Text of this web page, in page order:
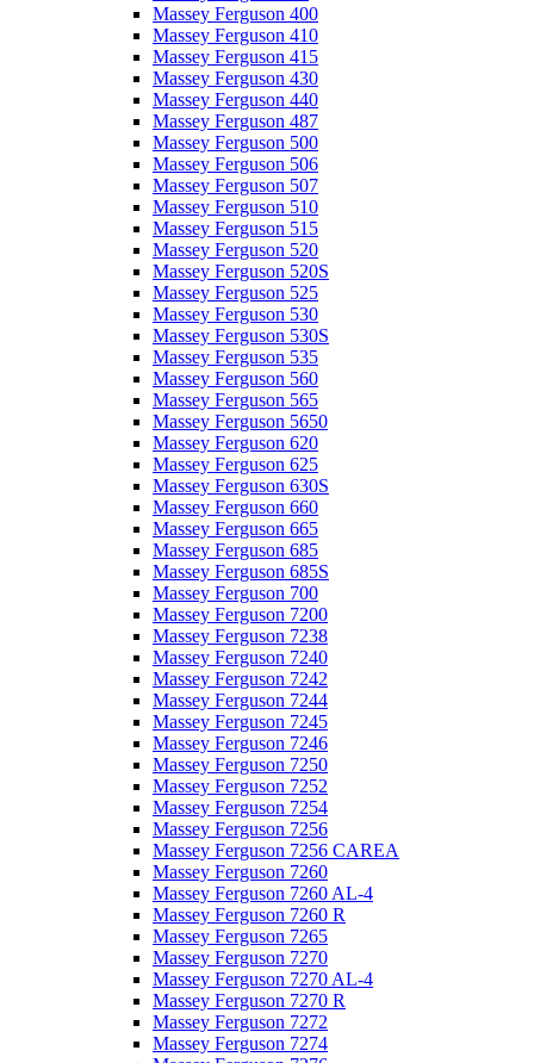
Massey Ferguson 400
Massey Ferguson 410
Massey Ferguson 415
Massey Ferguson 430
Massey Ferguson 440
Massey Ferguson 487
Massey Ferguson 500
Massey Ferguson 506
Massey Ferguson 507
Massey Ferguson 510
Massey Ferguson 515
Massey Ferguson 520
Massey Ferguson 520S
Massey Ferguson 525
Massey Ferguson 530
Massey Ferguson 530S
Massey Ferguson 535
Massey Ferguson 560
Massey Ferguson 565
Massey Ferguson 5650
Massey Ferguson 620
Massey Ferguson 625
Massey Ferguson 630S
Massey Ferguson 660
Massey Ferguson 665
Massey Ferguson 685
Massey Ferguson 685S
Massey Ferguson 700
Massey Ferguson 7200
Massey Ferguson 7238
Massey Ferguson 7240
Massey Ferguson 7242
Massey Ferguson 7244
Massey Ferguson 7245
Massey Ferguson 7246
Massey Ferguson 7250
Massey Ferguson 7252
Massey Ferguson 7254
Massey Ferguson 7256
Massey Ferguson 7256 CAREA
Massey Ferguson 7260
Massey Ferguson 7260 AL-4
Massey Ferguson 7260 R
Massey Ferguson 7265
Massey Ferguson 7270
Massey Ferguson 7270 AL-4
Massey Ferguson 7270 R
Massey Ferguson 7272
Massey Ferguson 7274